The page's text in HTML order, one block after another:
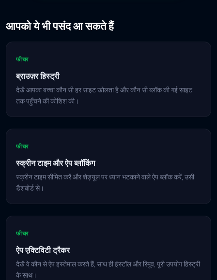
आपको ये भी पसंद आ सकते हैं
फीचर
ब्राउज़र हिस्ट्री
देखें आपका बच्चा कौन सी हर साइट खोलता है और कौन सी ब्लॉक की गई साइट
तक पहुँचने की कोशिश की।
फीचर
स्क्रीन टाइम और ऐप ब्लॉकिंग
स्क्रीन टाइम सीमित करें और शेड्यूल पर ध्यान भटकाने वाले ऐप ब्लॉक करें, उसी
डैशबोर्ड से।
फीचर
ऐप एक्टिविटी ट्रैकर
देखें वे कौन से ऐप इस्तेमाल करते हैं, साथ ही इंस्टॉल और रिमूव, पूरी उपयोग हिस्ट्री
के साथ।